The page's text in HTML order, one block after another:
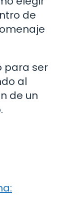
de
para ser
al
de un